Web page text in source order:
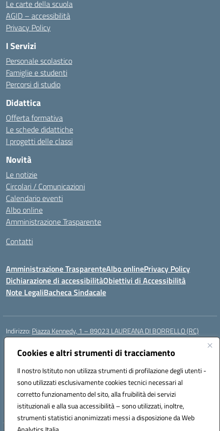
Cookies e altri strumenti di tracciamento
Il nostro Istituto non utilizza strumenti di profilazione degli utenti -
sono utilizzati esclusivamente cookies tecnici necessari al
corretto funzionamento del sito, alla fruibilità dei servizi
istituzionali e alla sua accessibilità – sono utilizzati, inoltre,
strumenti statistici anonimizzati messi a disposizione da Web
Le carte della scuola
AGID – accessibilità
Privacy Policy
I Servizi
Personale scolastico
Famiglie e studenti
Percorsi di studio
Didattica
Offerta formativa
Le schede didattiche
I progetti delle classi
Novità
Le notizie
Circolari / Comunicazioni
Calendario eventi
Albo online
Amministrazione Trasparente
Contatti
Amministrazione TrasparenteAlbo onlinePrivacy Policy
Dichiarazione di accessibilitàObiettivi di Accessibilità
Note LegaliBacheca Sindacale
Indirizzo: Piazza Kennedy, 1 – 89023 LAUREANA DI BORRELLO (RC)
Centralino:
Posta elettronica certificata (PEC):rcic84800t@pec.istruzione.it
Codice fiscale: 82000940807
Codice meccanografico:RCIC84800T
Codice Indice delle Pubbliche Amministrazioni (IPA): istsc_rcic84800t
Codice unico di fatturazione (CUF): UF3A7N